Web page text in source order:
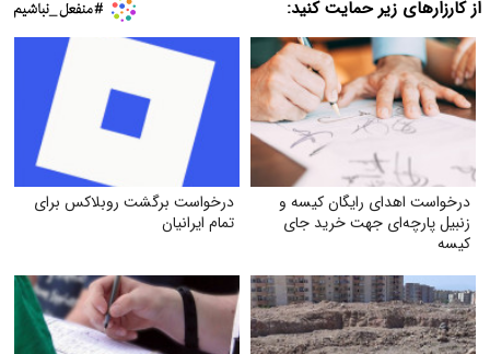
از کارزارهای زیر حمایت کنید:
درخواست اهدای رایگان کیسه و
زنبیل پارچه‌ای جهت خرید جای
کیسه‌
درخواست برگشت روبلاکس برای
تمام ایرانیان